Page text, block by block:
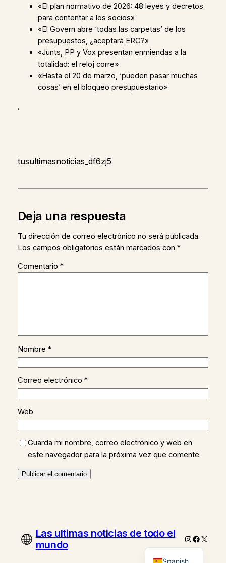
«El plan normativo de 2026: 48 leyes y decretos
para contentar a los socios»
«El Govern abre ‘todas las carpetas’ de los
presupuestos, ¿aceptará ERC?»
«Junts, PP y Vox presentan enmiendas a la
totalidad: el reloj corre»
«Hasta el 20 de marzo, ‘pueden pasar muchas
cosas’ en el bloqueo presupuestario»
,
tusultimasnoticias_df6zj5
Deja una respuesta
Tu dirección de correo electrónico no será publicada.
Los campos obligatorios están marcados con *
Comentario *
Nombre *
Correo electrónico *
Web
Guarda mi nombre, correo electrónico y web en
este navegador para la próxima vez que comente.
Las ultimas noticias de todo el
mundo
Instagram
X
Spanish